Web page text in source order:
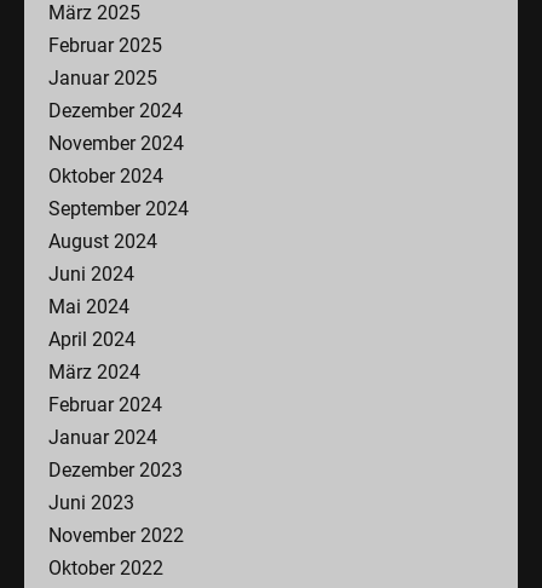
März 2025
Februar 2025
Januar 2025
Dezember 2024
November 2024
Oktober 2024
September 2024
August 2024
Juni 2024
Mai 2024
April 2024
März 2024
Februar 2024
Januar 2024
Dezember 2023
Juni 2023
November 2022
Oktober 2022